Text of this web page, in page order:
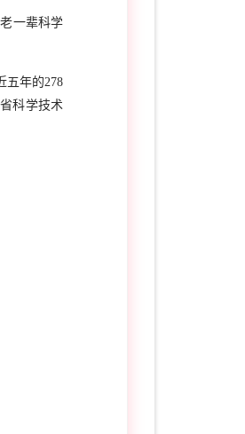
一辈科学
五年的278
科学技术